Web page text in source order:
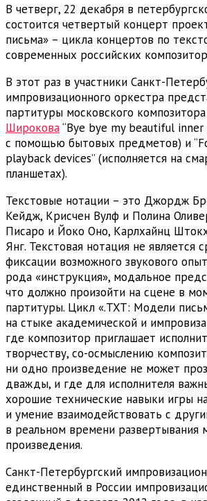
В четверг, 22 декабря в
состоится четвертый концерт
письма» – цикла концертов по
современных российских
В этот раз в участники Санкт-
импровизационного оркестра
партитуры московского композитора
Широкова“Bye bye my beautiful inner
с помощью бытовых предметов) и
playback devices” (исполняется на
планшетах).
Текстовые нотации – это Джордж
Кейдж, Крисчен Вулф и Полина
Писаро и Йоко Оно, Карлхайнц
Янг. Текстовая нотация не является
фиксации возможного звукового
рода «инструкция», модальное
что должно произойти на сцене в
партитуры. Цикл «.TXT: Модели
на стыке академической и
где композитор приглашает
творчеству, со-осмыслению
ни одно произведение не может
дважды, и где для исполнителя
хорошие технические навыки игры
и умение взаимодействовать с
в реальном времени развертывания
произведения.
Санкт-Петербургский
единственный в России